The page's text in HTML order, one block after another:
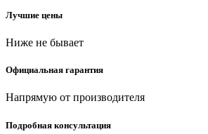
кромками,
(23332-
quantity
Лучшие цены
Ниже не бывает
Официальная гарантия
Напрямую от производителя
Подробная консультация